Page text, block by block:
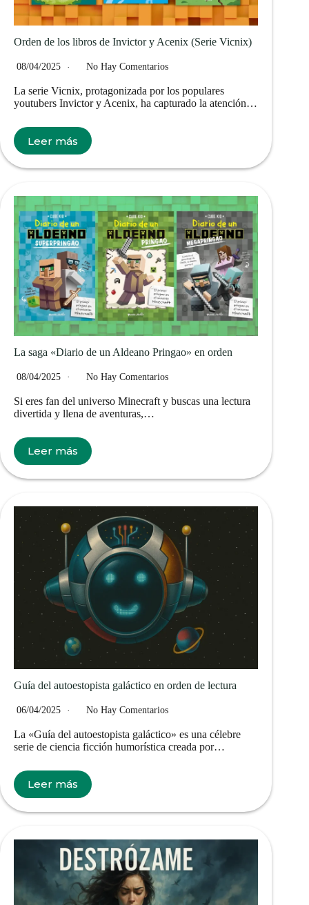
Orden de los libros de Invictor y Acenix (Serie Vicnix)
08/04/2025 No Hay Comentarios
La serie Vicnix, protagonizada por los populares
youtubers Invictor y Acenix, ha capturado la atención…
Leer más
La saga «Diario de un Aldeano Pringao» en orden
08/04/2025 No Hay Comentarios
Si eres fan del universo Minecraft y buscas una lectura
divertida y llena de aventuras,…
Leer más
Guía del autoestopista galáctico en orden de lectura
06/04/2025 No Hay Comentarios
La «Guía del autoestopista galáctico» es una célebre
serie de ciencia ficción humorística creada por…
Leer más